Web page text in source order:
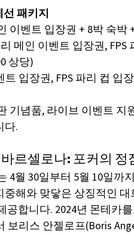
선 패키지
이벤트 입장권 + 8박 숙박
메인 이벤트 입장권,
상당)
트 입장권, FPS 파리 컵 입
기념품, 라이브 이벤트 지
다.
르셀로나: 포커의 정
4월 30일부터 5월 10일까
해와 맞닿은 상징적인
공합니다. 2024년 몬테카
보리스 안젤로프(Boris